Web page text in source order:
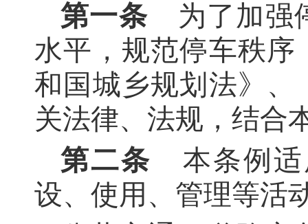
第一条 为了加强
水平，规范停车秩序
和国城乡规划法》、
关法律、法规，结合
第二条 本条例适
设、使用、管理等活